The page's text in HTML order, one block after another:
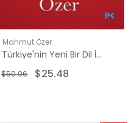
Mahmut Özer
Türkiye'nin Yeni Bir Dil İmkanı
$25.48
$50.96